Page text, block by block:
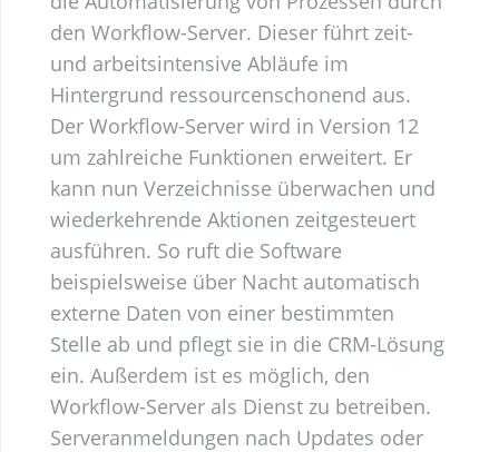
den Workflow-Server. Dieser führt zeit-
und arbeitsintensive Abläufe im
Hintergrund ressourcenschonend aus.
Der Workflow-Server wird in Version 12
um zahlreiche Funktionen erweitert. Er
kann nun Verzeichnisse überwachen und
wiederkehrende Aktionen zeitgesteuert
ausführen. So ruft die Software
beispielsweise über Nacht automatisch
externe Daten von einer bestimmten
Stelle ab und pflegt sie in die CRM-Lösung
ein. Außerdem ist es möglich, den
Workflow-Server als Dienst zu betreiben.
Serveranmeldungen nach Updates oder